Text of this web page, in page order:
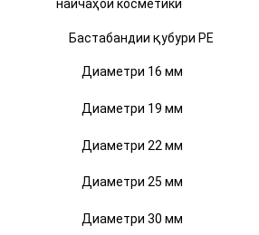
найчаҳои косметикӣ
Бастабандии қубури PE
Диаметри 16 мм
Диаметри 19 мм
Диаметри 22 мм
Диаметри 25 мм
Диаметри 30 мм